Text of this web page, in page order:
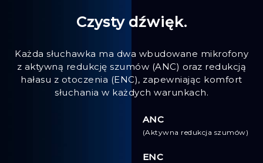
Czysty dźwięk.
Każda słuchawka ma dwa wbudowane mikrofony
z aktywną redukcję szumów (ANC) oraz redukcją
hałasu z otoczenia (ENC), zapewniając komfort
słuchania w każdych warunkach.
ANC
(Aktywna redukcja szumów)
ENC